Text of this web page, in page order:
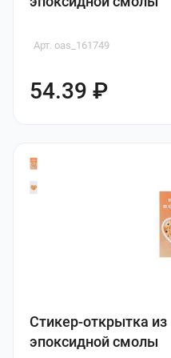
Арт. oas_161749
54.39 ₽
Стикер-открытка из
эпоксидной смолы